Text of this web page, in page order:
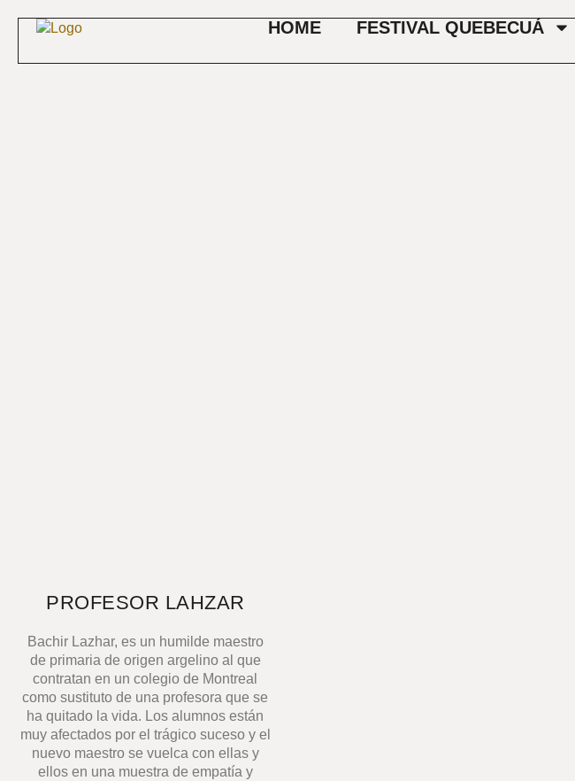
HOME FESTIVAL QUEBECUÁ
PROFESOR LAHZAR
Bachir Lazhar, es un humilde maestro
de primaria de origen argelino al que
contratan en un colegio de Montreal
como sustituto de una profesora que se
ha quitado la vida. Los alumnos están
muy afectados por el trágico suceso y el
nuevo maestro se vuelca con ellas y
ellos en una muestra de empatía y